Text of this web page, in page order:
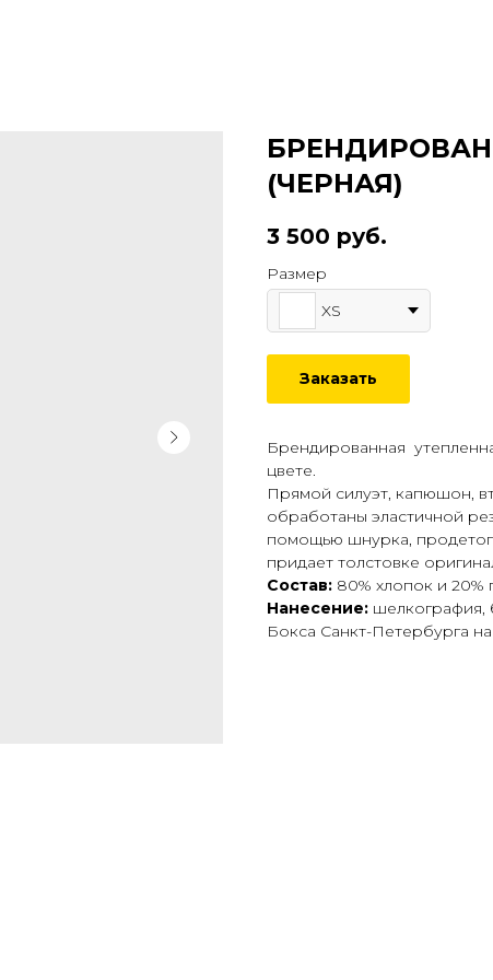
(ЧЕРНАЯ)
3 500 руб.
Размер
XS
Заказать
Брендированная
цвете.
Прямой силуэт, капюшон,
обработаны эластичной
помощью шнурка,
придает толстовке
Состав: 80% хлопок и 20%
Нанесение: шелкография,
Бокса Санкт-Петербурга